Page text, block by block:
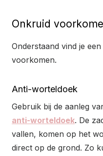
Onkruid
Onderstaand vind je
voorkomen.
Anti-worteldoek
Gebruik bij de aanleg
anti-worteldoek. De
vallen, komen op het
direct op de grond. Zo